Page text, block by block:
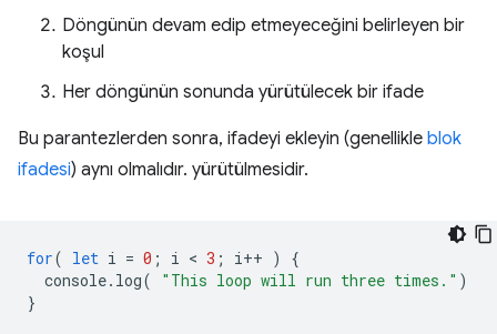
Döngünün devam edip etmeyeceğini belirleyen bir
koşul
Her döngünün sonunda yürütülecek bir ifade
Bu parantezlerden sonra, ifadeyi ekleyin (genellikle blok
ifadesi) aynı olmalıdır. yürütülmesidir.
for( let i = 0 ; i < 3 ; i++ )
{
console. log( "This loop will run three times." )
}